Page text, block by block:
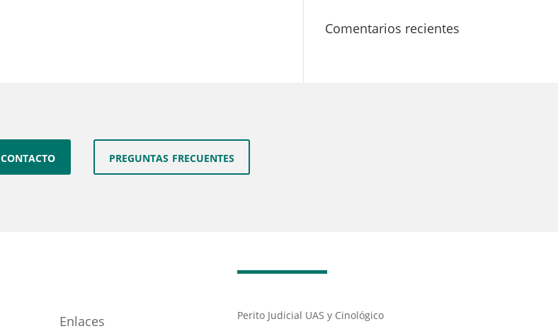
Comentarios recientes
contacto preguntas frecuentes
Enlaces Perito Judicial UAS y Cinológico